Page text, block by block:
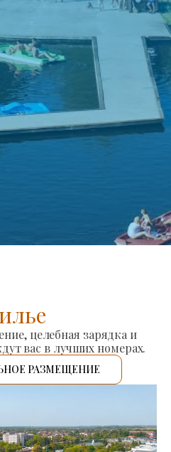
целебная зарядка и
вас в лучших номерах.
РАЗМЕЩЕНИЕ